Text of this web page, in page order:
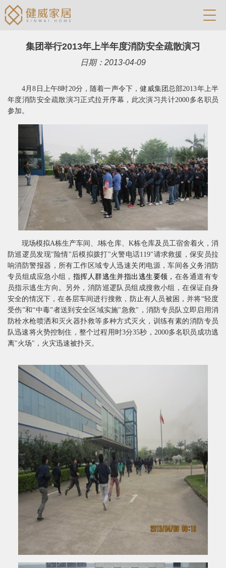
集团举行2013年上半年度消防安全疏散演习
日期：2013-04-09
4月8 日 上午8时20分，随着一声令下，健威集团总部2013年上半
年度消防安全疏散演习正式拉开序幕，此次演习共计2000多名职员
参加。
现场模拟A栋生产车间、J栋仓库、 K栋仓库及员工宿舍着火，消
防巡逻员发现" 险情" 后模拟拨打"火警电话119"请求救援，保安员拉
响消防警报器，所有工作区域专人迅速关闭电源，车间各义务消防
专员组成应急小组， 指挥人群逃生并指出逃生要领， 在各通道有专
员指示逃生方向。另外，消防巡逻队员组成搜救小组，在保证自身
安全的情况下，在各层车间进行搜救，防止有人员被困，并将“轻度
受伤”和“中毒”者送到安全区域实施"急救" ，消防专员队立即启用消
防栓水枪喷洒和灭火器扑救等多种方式灭火，训练有素的消防专员
队迅速将火势控制住，整个过程用时3分35秒， 2000多名职员成功逃
离"火场" ，火灾迅速被扑灭。